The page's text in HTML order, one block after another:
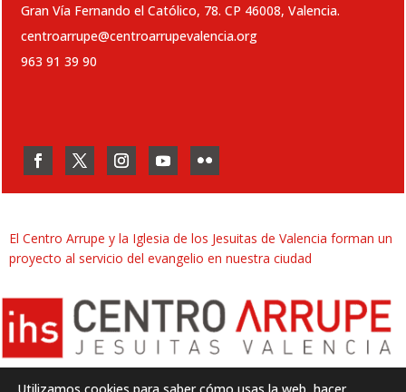
Gran Vía Fernando el Católico, 78. CP 46008, Valencia.
centroarrupe@centroarrupevalencia.org
963 91 39 90
El Centro Arrupe y la Iglesia de los Jesuitas de Valencia forman un
proyecto al servicio del evangelio en nuestra ciudad